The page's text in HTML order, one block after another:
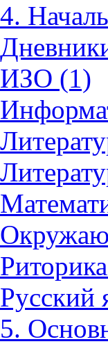
4.
ИЗО (1)
Русский
5.